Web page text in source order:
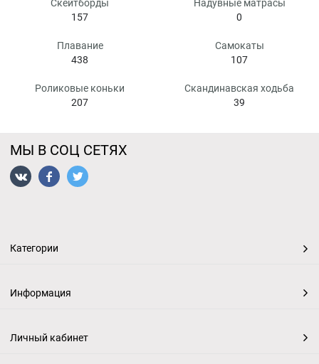
Скейтборды
157
Надувные матрасы
0
Плавание
438
Самокаты
107
Роликовые коньки
207
Скандинавская ходьба
39
МЫ В СОЦ СЕТЯХ
Категории
Информация
Личный кабинет